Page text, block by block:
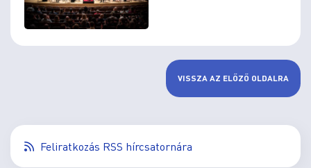
VISSZA AZ ELŐZŐ OLDALRA
Feliratkozás RSS hírcsatornára